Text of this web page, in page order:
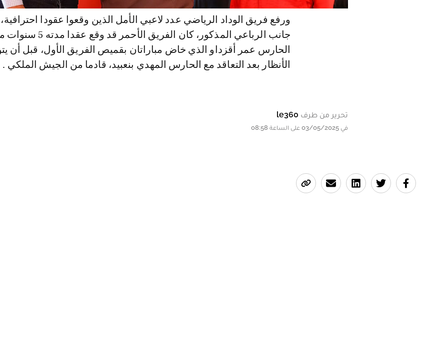
ورفع فريق الوداد الرياضي عدد لاعبي الأمل الذين وقعوا عقودا
جانب الرباعي المذكور، كان الفريق الأحمر قد وقع عقدا
الحارس عمر أقزداو الذي خاض مباراتان بقميص الفريق الأول، قبل أن
الأنظار بعد التعاقد مع الحارس المهدي بنعبيد، قادما من الجيش الملكي .
تحرير من طرف le360
في 03/05/2025 على الساعة 08:58